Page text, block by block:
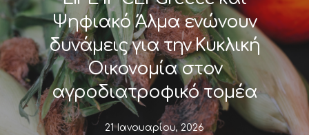
Ψηφιακό Άλμα ενώνουν
δυνάμεις για την Κυκλική
Οικονομία στον
αγροδιατροφικό τομέα
21 Ιανουαρίου, 2026